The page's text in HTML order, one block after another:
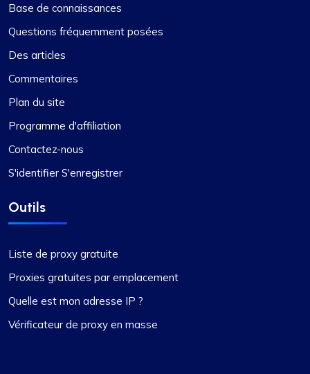
Base de connaissances
Questions fréquemment posées
Des articles
Commentaires
Plan du site
Programme d'affiliation
Contactez-nous
S'identifier S'enregistrer
Outils
Liste de proxy gratuite
Proxies gratuites par emplacement
Quelle est mon adresse IP ?
Vérificateur de proxy en masse